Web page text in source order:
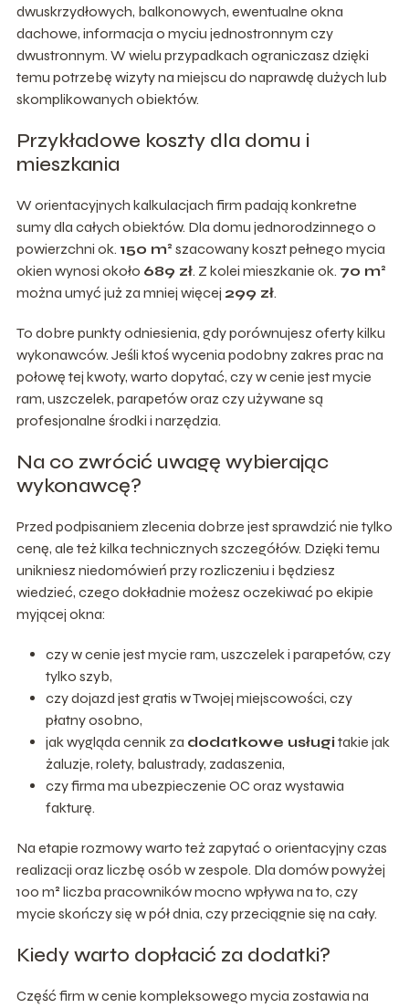
dwuskrzydłowych, balkonowych, ewentualne okna
dachowe, informacja o myciu jednostronnym czy
dwustronnym. W wielu przypadkach ograni­czasz dzięki
temu potrzebę wizyty na miejscu do naprawdę dużych lub
skomplikowanych obiektów.
Przykładowe koszty dla domu i
mieszkania
W orientacyjnych kalkulacjach firm padają konkretne
sumy dla całych obiektów. Dla domu jednorodzinnego o
powierzchni ok. 150 m² szacowany koszt pełnego mycia
okien wynosi około 689 zł. Z kolei mieszkanie ok. 70 m²
można umyć już za mniej więcej 299 zł.
To dobre punkty odniesienia, gdy porównujesz oferty kilku
wykonawców. Jeśli ktoś wycenia podobny zakres prac na
połowę tej kwoty, warto dopytać, czy w cenie jest mycie
ram, uszczelek, parapetów oraz czy używane są
profesjonalne środki i narzędzia.
Na co zwrócić uwagę wybierając
wykonawcę?
Przed podpisaniem zlecenia dobrze jest sprawdzić nie tylko
cenę, ale też kilka technicznych szczegółów. Dzięki temu
unikniesz niedomówień przy rozliczeniu i będziesz
wiedzieć, czego dokładnie możesz oczekiwać po ekipie
myjącej okna:
czy w cenie jest mycie ram, uszczelek i parapetów, czy
tylko szyb,
czy dojazd jest gratis w Twojej miejscowości, czy
płatny osobno,
jak wygląda cennik za dodatkowe usługi takie jak
żaluzje, rolety, balustrady, zadaszenia,
czy firma ma ubezpieczenie OC oraz wystawia
fakturę.
Na etapie rozmowy warto też zapytać o orientacyjny czas
realizacji oraz liczbę osób w zespole. Dla domów powyżej
100 m² liczba pracowników mocno wpływa na to, czy
mycie skończy się w pół dnia, czy przeciągnie się na cały.
Kiedy warto dopłacić za dodatki?
Część firm w cenie kompleksowego mycia zostawia na